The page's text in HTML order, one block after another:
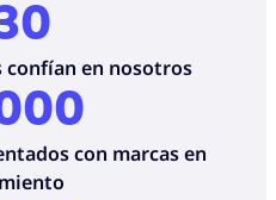
en nosotros
con marcas en